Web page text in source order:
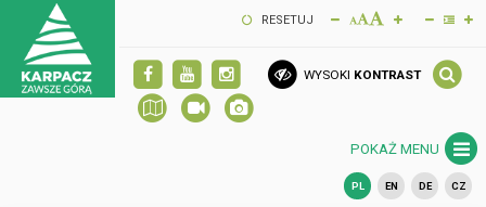
RESETUJ
WYSOKI KONTRAST
POKAŻ MENU
PL EN DE CZ